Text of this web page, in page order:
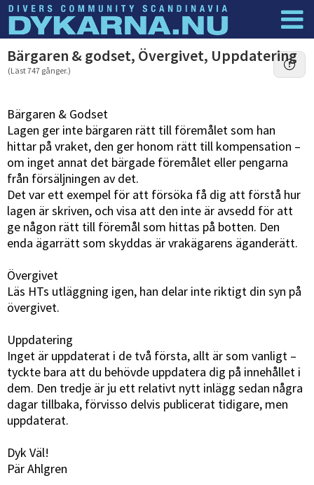
Dyknyheter Logga in
Bärgaren & godset, Övergivet, Uppdatering
(Läst 747 gånger.)
Bärgaren & Godset
Lagen ger inte bärgaren rätt till föremålet som han
hittar på vraket, den ger honom rätt till kompensation –
om inget annat det bärgade föremålet eller pengarna
från försäljningen av det.
Det var ett exempel för att försöka få dig att förstå hur
lagen är skriven, och visa att den inte är avsedd för att
ge någon rätt till föremål som hittas på botten. Den
enda ägarrätt som skyddas är vrakägarens äganderätt.
Övergivet
Läs HTs utläggning igen, han delar inte riktigt din syn på
övergivet.
Uppdatering
Inget är uppdaterat i de två första, allt är som vanligt –
tyckte bara att du behövde uppdatera dig på innehållet i
dem. Den tredje är ju ett relativt nytt inlägg sedan några
dagar tillbaka, förvisso delvis publicerat tidigare, men
uppdaterat.
Dyk Väl!
Pär Ahlgren